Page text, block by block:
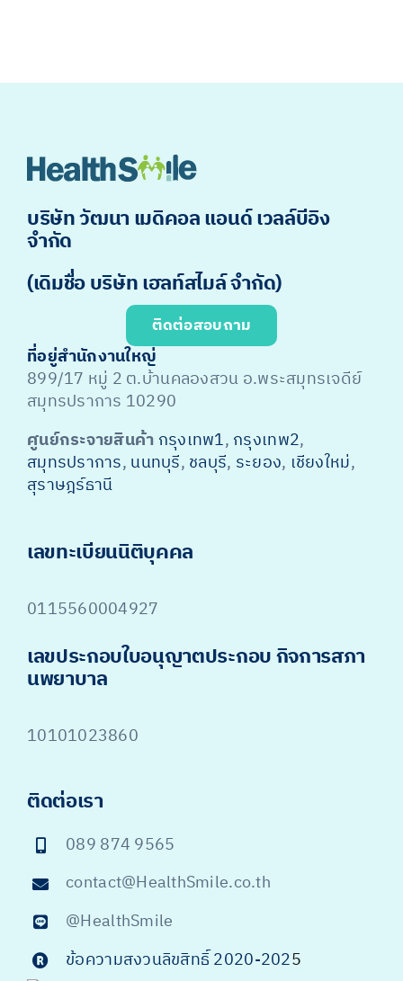
บริษัท วัฒนา เมดิคอล แอนด์ เวลล์บีอิง
จำกัด
(เดิมชื่อ บริษัท เฮลท์สไมล์ จำกัด)
ติดต่อสอบถาม
ที่อยู่สำนักงานใหญ่
899/17 หมู่ 2 ต.บ้านคลองสวน อ.พระสมุทรเจดีย์
สมุทรปราการ 10290
ศูนย์กระจายสินค้า กรุงเทพ1, กรุงเทพ2,
สมุทรปราการ, นนทบุรี, ชลบุรี, ระยอง, เชียงใหม่,
สุราษฎร์ธานี
เลขทะเบียนนิติบุคคล
0115560004927
เลขประกอบใบอนุญาตประกอบ กิจการสภา
นพยาบาล
10101023860
ติดต่อเรา
089 874 9565
contact@HealthSmile.co.th
@HealthSmile
ข้อความสงวนลิขสิทธิ์ 2020-2025